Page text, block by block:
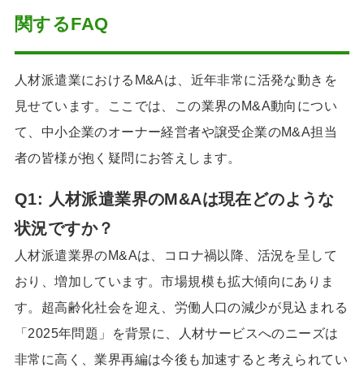
関するFAQ
人材派遣業におけるM&Aは、近年非常に活発な動きを
見せています。ここでは、この業界のM&A動向につい
て、中小企業のオーナー経営者や譲受企業のM&A担当
者の皆様が抱く疑問にお答えします。
Q1: 人材派遣業界のM&Aは現在どのような
状況ですか？
人材派遣業界のM&Aは、コロナ禍以降、活況を呈して
おり、増加しています。市場規模も拡大傾向にありま
す。超高齢化社会を迎え、労働人口の減少が見込まれる
「2025年問題」を背景に、人材サービスへのニーズは
非常に高く、業界再編は今後も加速すると考えられてい